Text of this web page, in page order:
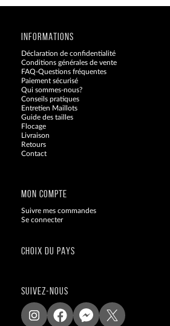
INFORMATIONS
Déclaration de confidentialité
Conditions générales de vente
FAQ-Questions fréquentes
Paiement sécurisé
Qui sommes-nous?
Conseils pratiques
Entretien Maillots
Guide des tailles
Flocage
Livraison
Retours
Contact
MON COMPTE
Suivre mes commandes
Se connecter
CHOIX DU PAYS
SUIVEZ-NOUS